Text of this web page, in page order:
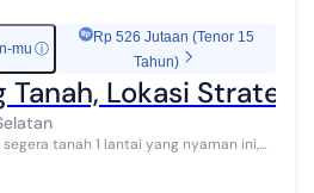
mu ⓘ
Rp 526 Jutaan (Tenor 15
Tahun)
Tanah, Lokasi